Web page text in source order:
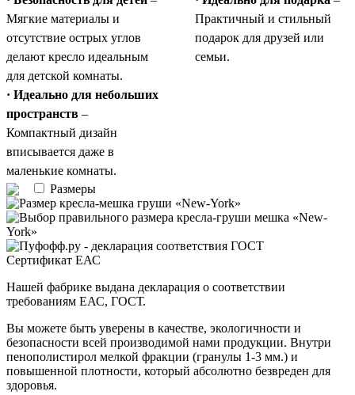
Мягкие материалы и
отсутствие острых углов
делают кресло идеальным
для детской комнаты.
· Идеально для небольших
пространств –
Компактный дизайн
вписывается даже в
маленькие комнаты.
Практичный и стильный
подарок для друзей или
семьи.
Размеры
Сертификат ЕАС
Нашей фабрике выдана декларация о соответствии
требованиям ЕАС, ГОСТ.
Вы можете быть уверены в качестве, экологичности и
безопасности всей производимой нами продукции. Внутри
пенополистирол мелкой фракции (гранулы 1-3 мм.) и
повышенной плотности, который абсолютно безвреден для
здоровья.